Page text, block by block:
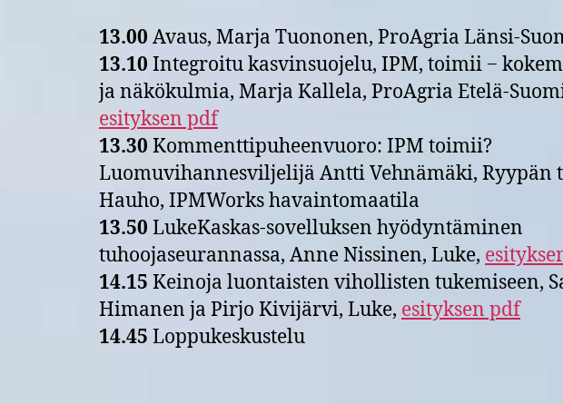
13.00 Avaus, Marja Tuononen, ProAgria Länsi-
13.10 Integroitu kasvinsuojelu, IPM, toimii −
ja näkökulmia, Marja Kallela, ProAgria Etelä-
esityksen pdf
13.30 Kommenttipuheenvuoro: IPM toimii?
Luomuvihannesviljelijä Antti Vehnämäki, Ryypän
Hauho, IPMWorks havaintomaatila
13.50 LukeKaskas-sovelluksen hyödyntäminen
tuhoojaseurannassa, Anne Nissinen, Luke,
14.15 Keinoja luontaisten vihollisten tukemiseen,
Himanen ja Pirjo Kivijärvi, Luke, esityksen pdf
14.45 Loppukeskustelu